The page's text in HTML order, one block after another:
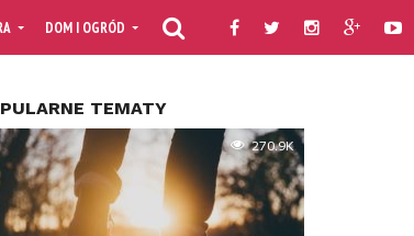
DOM I OGRÓD KULINARIA PORADNIKI TV
TEMATY
270.9K